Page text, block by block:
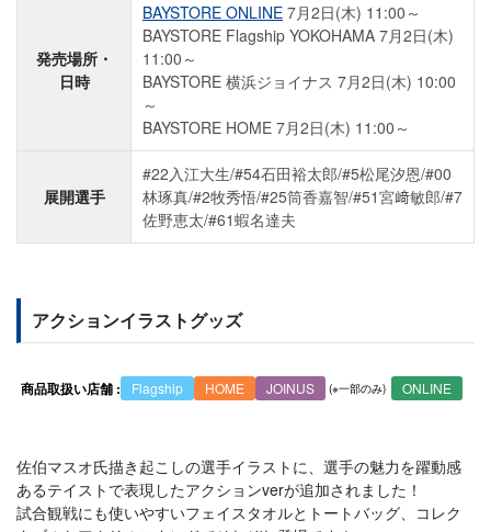
発売場所・
日時
BAYSTORE ONLINE 7月2日(木) 11:00～
BAYSTORE Flagship YOKOHAMA 7月2日(木)
11:00～
BAYSTORE 横浜ジョイナス 7月2日(木) 10:00
～
BAYSTORE HOME 7月2日(木) 11:00～
展開選手
#22入江大生/#54石田裕太郎/#5松尾汐恩/#00
林琢真/#2牧秀悟/#25筒香嘉智/#51宮﨑敏郎/#7
佐野恵太/#61蝦名達夫
アクションイラストグッズ
商品取扱い店舗 : Flagship HOME JOINUS ONLINE
佐伯マスオ氏描き起こしの選手イラストに、選手の魅力を躍動感
あるテイストで表現したアクションverが追加されました！
試合観戦にも使いやすいフェイスタオルとトートバッグ、コレク